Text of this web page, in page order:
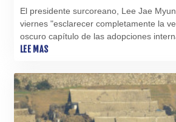
VES
VND
XAF
XAG
XAU
XCD
El presidente surcoreano, Lee Jae
viernes "esclarecer completamente la
oscuro capítulo de las adopciones
en Corea del Sur, varios meses
LEE MAS